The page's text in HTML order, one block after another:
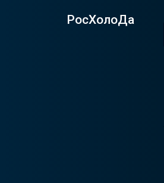
РосХолоДа